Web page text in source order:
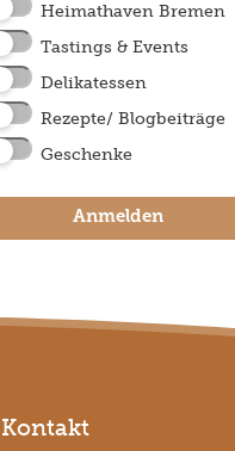
Heimathaven Bremen
Tastings & Events
Delikatessen
Rezepte/ Blogbeiträge
Geschenke
Anmelden
Kontakt